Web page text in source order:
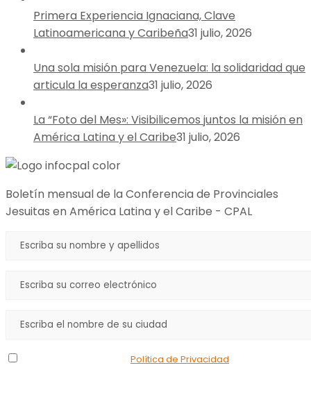
Primera Experiencia Ignaciana, Clave
Latinoamericana y Caribeña31 julio, 2026
Una sola misión para Venezuela: la solidaridad que
articula la esperanza31 julio, 2026
La “Foto del Mes»: Visibilicemos juntos la misión en
América Latina y el Caribe31 julio, 2026
Boletín mensual de la Conferencia de Provinciales
Jesuitas en América Latina y el Caribe - CPAL
Política de Privacidad